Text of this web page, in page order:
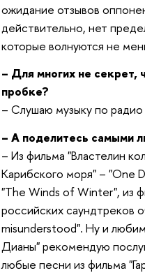
ожидание отзывов
действительно, нет
которые волнуются не
– Для многих не секрет,
пробке?
– Слушаю музыку по
– А поделитесь самыми
– Из фильма "Властелин
Карибского моря" – "One
"The Winds of Winter", из
российских саундтреков
misunderstood". Ну и
Дианы" рекомендую
любые песни из фильма